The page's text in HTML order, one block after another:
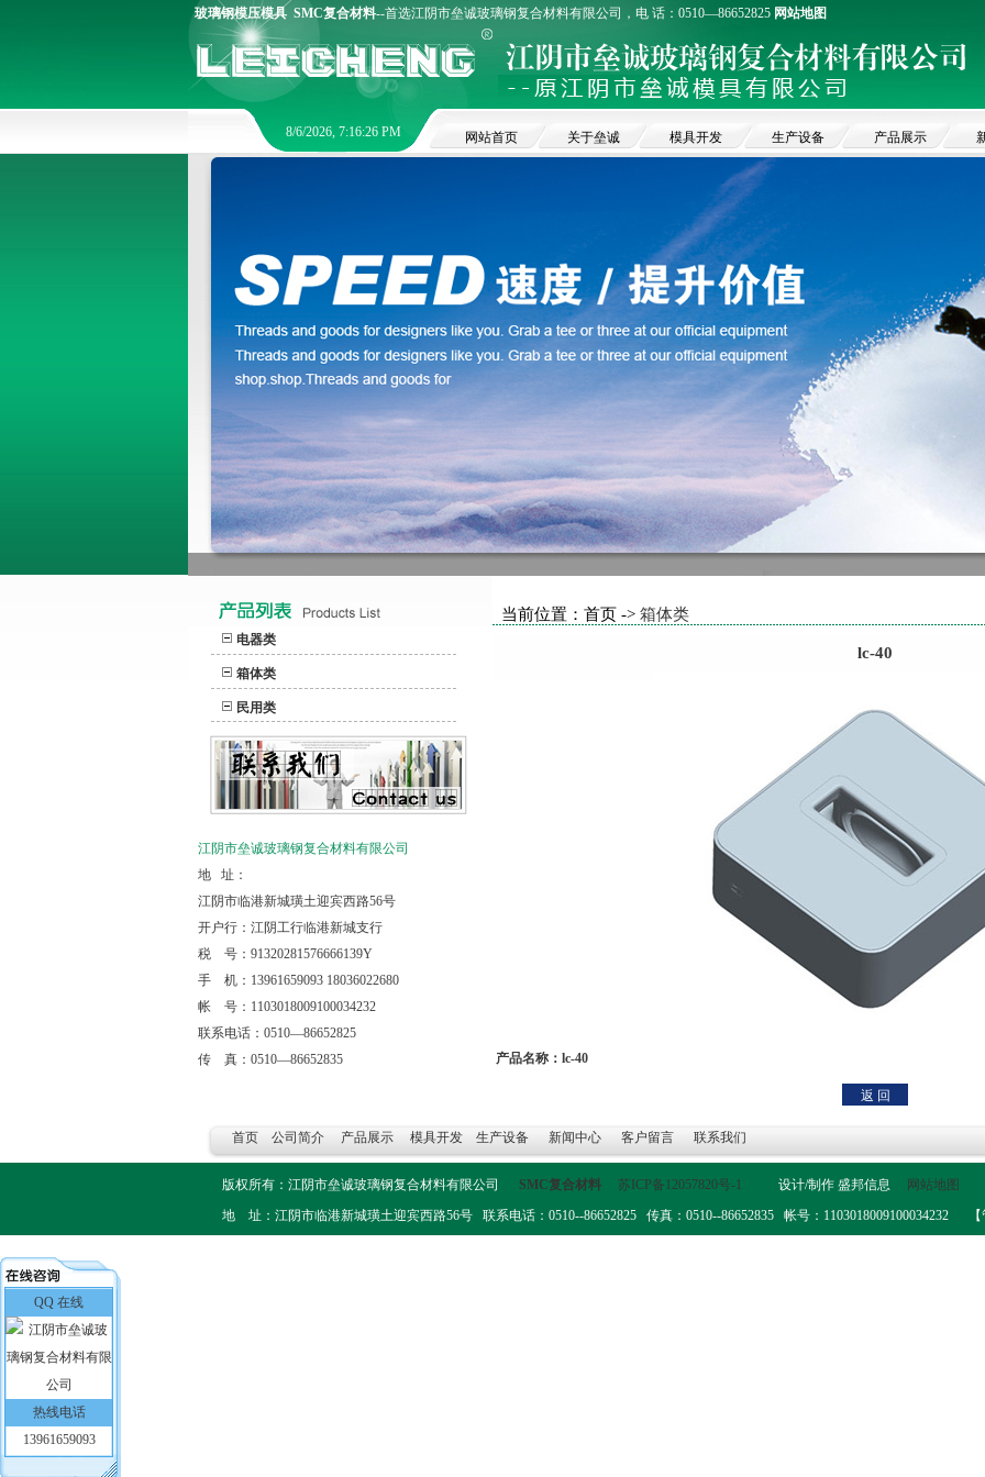
玻璃钢模压模具 SMC复合材料--首选江阴市垒诚玻璃钢复合材料有限公司，电 话：0510—86652825 网站地图
8/6/2026, 7:16:26 PM 网站首页 关于垒诚 模具开发 生产设备 产品展示
电器类
箱体类
民用类
江阴市垒诚玻璃钢复合材料有限公司
地 址：
江阴市临港新城璜土迎宾西路56号
开户行：江阴工行临港新城支行
税 号：91320281576666139Y
手 机：13961659093 18036022680
帐 号：1103018009100034232
联系电话：0510—86652825
传 真：0510—86652835
当前位置：首页 -> 箱体类
lc-40
产品名称：lc-40
首页 公司简介 产品展示 模具开发 生产设备 新闻中心 客户留言 联系我们
版权所有：江阴市垒诚玻璃钢复合材料有限公司 SMC复合材料 苏ICP备12057820号-1 设计/制作 盛邦信息
网站地图
地 址：江阴市临港新城璜土迎宾西路56号 联系电话：0510--86652825 传真：0510--86652835 帐号：1103018009100034232
QQ 在线
热线电话
13961659093